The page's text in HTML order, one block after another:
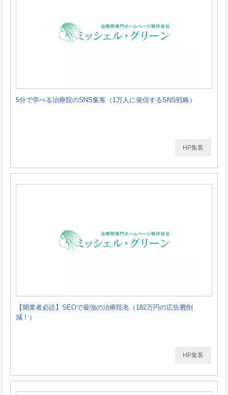
5分で学べる治療院のSNS集客（1万人に発信するSNS戦略）
HP集客
【開業者必読】SEOで最強の治療院名（182万円の広告費削
減！）
HP集客